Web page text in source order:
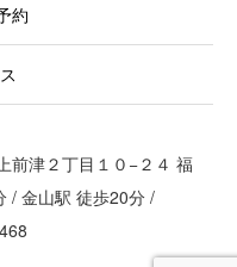
約
前津２丁目１０−２４ 福
/ 金山駅 徒歩20分 /